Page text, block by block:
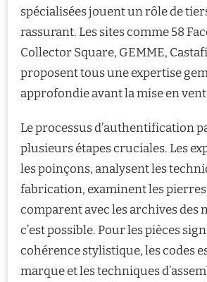
spécialisées jouent un rôle de
rassurant. Les sites comme 58
Collector Square, GEMME,
proposent tous une expertise
approfondie avant la mise en
Le processus d’authentification
plusieurs étapes cruciales. Les
les poinçons, analysent les
fabrication, examinent les
comparent avec les archives des
c’est possible. Pour les pièces
cohérence stylistique, les codes
marque et les techniques